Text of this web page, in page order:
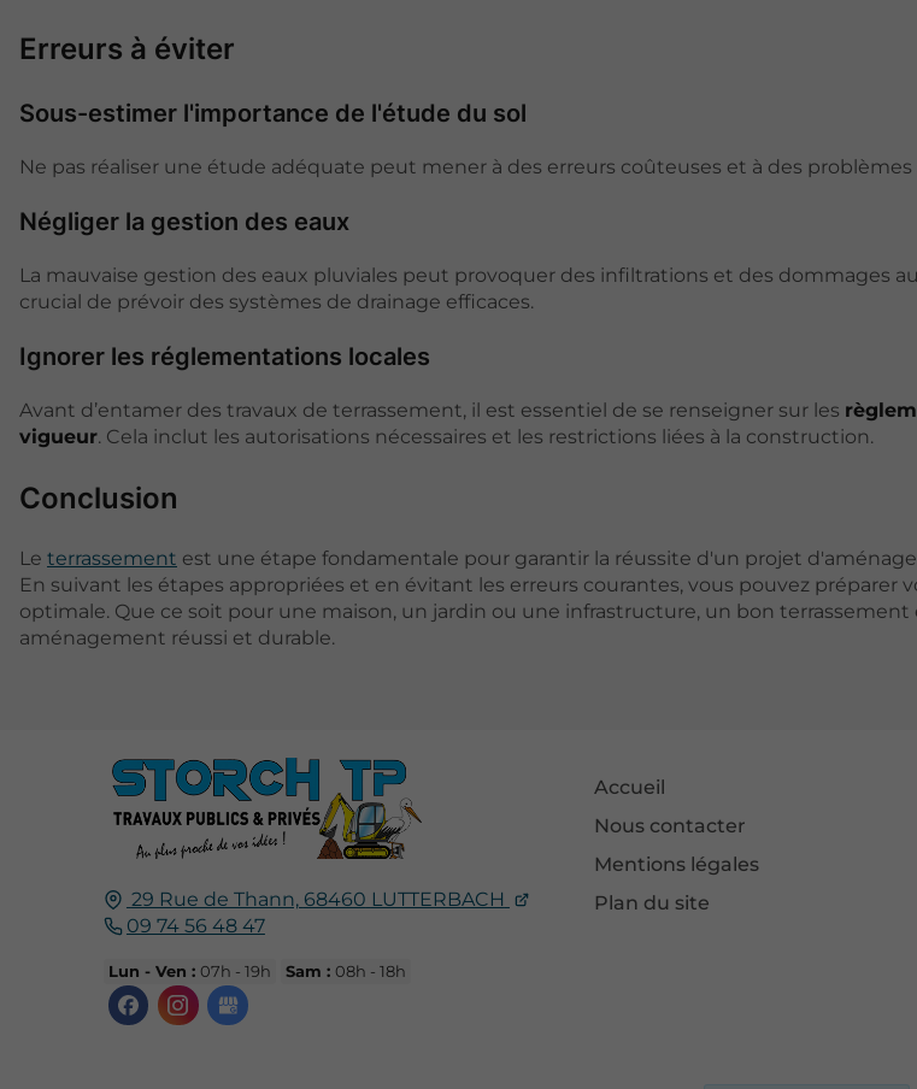
Erreurs à éviter
Sous-estimer l'importance de l'étude du sol
Ne pas réaliser une étude adéquate peut mener à des erreurs coûteuses et à des
Négliger la gestion des eaux
La mauvaise gestion des eaux pluviales peut provoquer des infiltrations et des dommages
crucial de prévoir des systèmes de drainage efficaces.
Ignorer les réglementations locales
Avant d’entamer des travaux de terrassement, il est essentiel de se renseigner sur les
vigueur. Cela inclut les autorisations nécessaires et les restrictions liées à la construction.
Conclusion
Le terrassement est une étape fondamentale pour garantir la réussite d'un projet
En suivant les étapes appropriées et en évitant les erreurs courantes, vous pouvez préparer
optimale. Que ce soit pour une maison, un jardin ou une infrastructure, un bon terrassement
aménagement réussi et durable.
29 Rue de Thann, 68460 LUTTERBACH
09 74 56 48 47
Lun - Ven : 07h - 19h Sam : 08h - 18h
Accueil
Nous contacter
Mentions légales
Plan du site